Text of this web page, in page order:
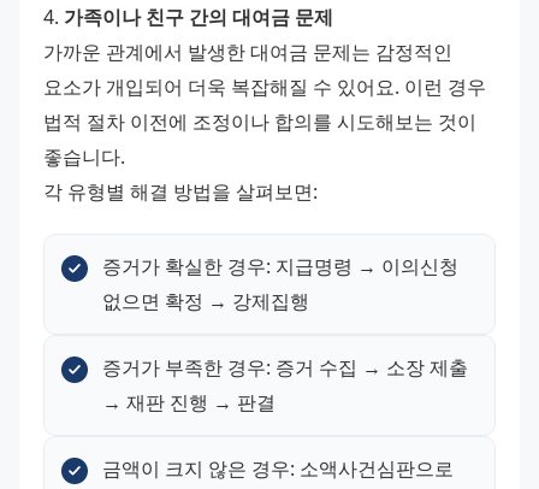
4. 가족이나 친구 간의 대여금 문제
가까운 관계에서 발생한 대여금 문제는 감정적인
요소가 개입되어 더욱 복잡해질 수 있어요. 이런 경우
법적 절차 이전에 조정이나 합의를 시도해보는 것이
좋습니다.
각 유형별 해결 방법을 살펴보면:
증거가 확실한 경우: 지급명령 → 이의신청
없으면 확정 → 강제집행
증거가 부족한 경우: 증거 수집 → 소장 제출
→ 재판 진행 → 판결
금액이 크지 않은 경우: 소액사건심판으로